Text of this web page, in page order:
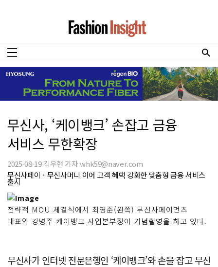
무신사, ‘케이뱅크’ 손잡고 금융
서비스 무한확장
2025-08-19 김우현 기자 whk59@naver.com
무신사페이ㆍ무신사머니 이어 고객 혜택 강화한 맞춤형 금융 서비스
출시
전략적 MOU 체결식에서 최영준(왼쪽) 무신사페이먼츠
대표와 강병주 케이뱅크 사업본부장이 기념촬영을 하고 있다.
무신사가 인터넷 전문은행인 ‘케이뱅크’와 손을 잡고 무신